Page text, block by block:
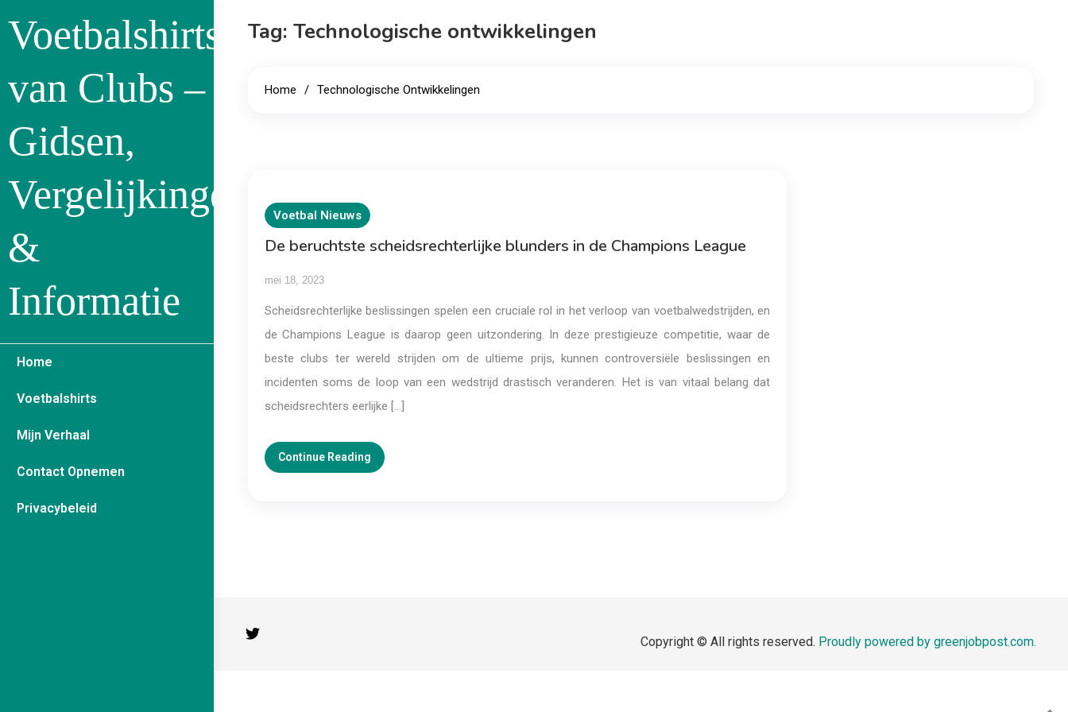
content
Voetbalshirts
van Clubs –
Gidsen,
Vergelijkingen
&
Informatie
Home
Voetbalshirts
Mijn Verhaal
Contact Opnemen
Privacybeleid
Tag: Technologische ontwikkelingen
Home Technologische Ontwikkelingen
Voetbal Nieuws
De beruchtste scheidsrechterlijke blunders in de Champions League
mei 18, 2023
Scheidsrechterlijke beslissingen spelen een cruciale rol in het verloop van voetbalwedstrijden, en
de Champions League is daarop geen uitzondering. In deze prestigieuze competitie, waar de
beste clubs ter wereld strijden om de ultieme prijs, kunnen controversiële beslissingen en
incidenten soms de loop van een wedstrijd drastisch veranderen. Het is van vitaal belang dat
scheidsrechters eerlijke […]
Continue Reading
Copyright © All rights reserved. Proudly powered by greenjobpost.com.